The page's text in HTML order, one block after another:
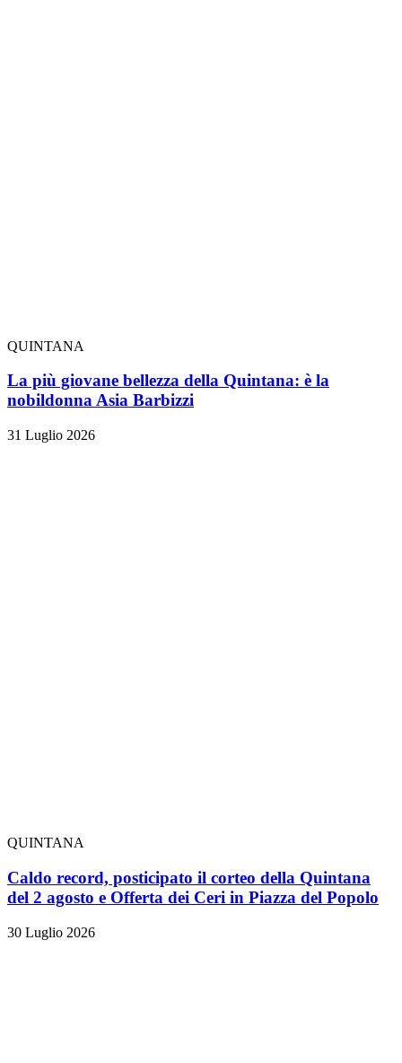
QUINTANA
La più giovane bellezza della Quintana: è la
nobildonna Asia Barbizzi
31 Luglio 2026
QUINTANA
Caldo record, posticipato il corteo della Quintana
del 2 agosto e Offerta dei Ceri in Piazza del Popolo
30 Luglio 2026